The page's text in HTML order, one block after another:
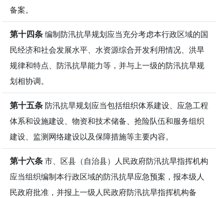
备案。
第十四条编制防汛抗旱规划应当充分考虑本行政区域的国
民经济和社会发展水平、水资源综合开发利用情况、洪旱
规律和特点、防汛抗旱能力等，并与上一级的防汛抗旱规
划相协调。
第十五条 防汛抗旱规划应当包括组织体系建设、应急工程
体系和设施建设、物资和技术储备、抢险队伍和服务组织
建设、监测网络建设以及保障措施等主要内容。
第十六条市、区县（自治县）人民政府防汛抗旱指挥机构
应当组织编制本行政区域的防汛抗旱应急预案，报本级人
民政府批准，并报上一级人民政府防汛抗旱指挥机构备